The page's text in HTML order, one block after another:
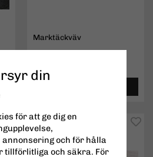
Marktäckväv
din
för att ge dig en
och för hålla
tillförlitliga och säkra. För